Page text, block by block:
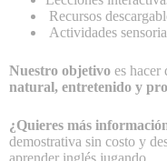
Recursos
Actividades
Nuestro objetivo es hacer
natural, entretenido y
¿Quieres más
demostrativa sin costo y
aprender inglés jugando.